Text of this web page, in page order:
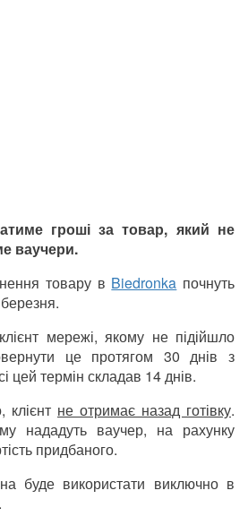
гроші за товар, який не
ваучери.
товару в Biedronka почнуть
мережі, якому не підійшло
це протягом 30 днів з
цей термін складав 14 днів.
не отримає назад готівку.
нададуть ваучер, на рахунку
придбаного.
буде використати виключно в